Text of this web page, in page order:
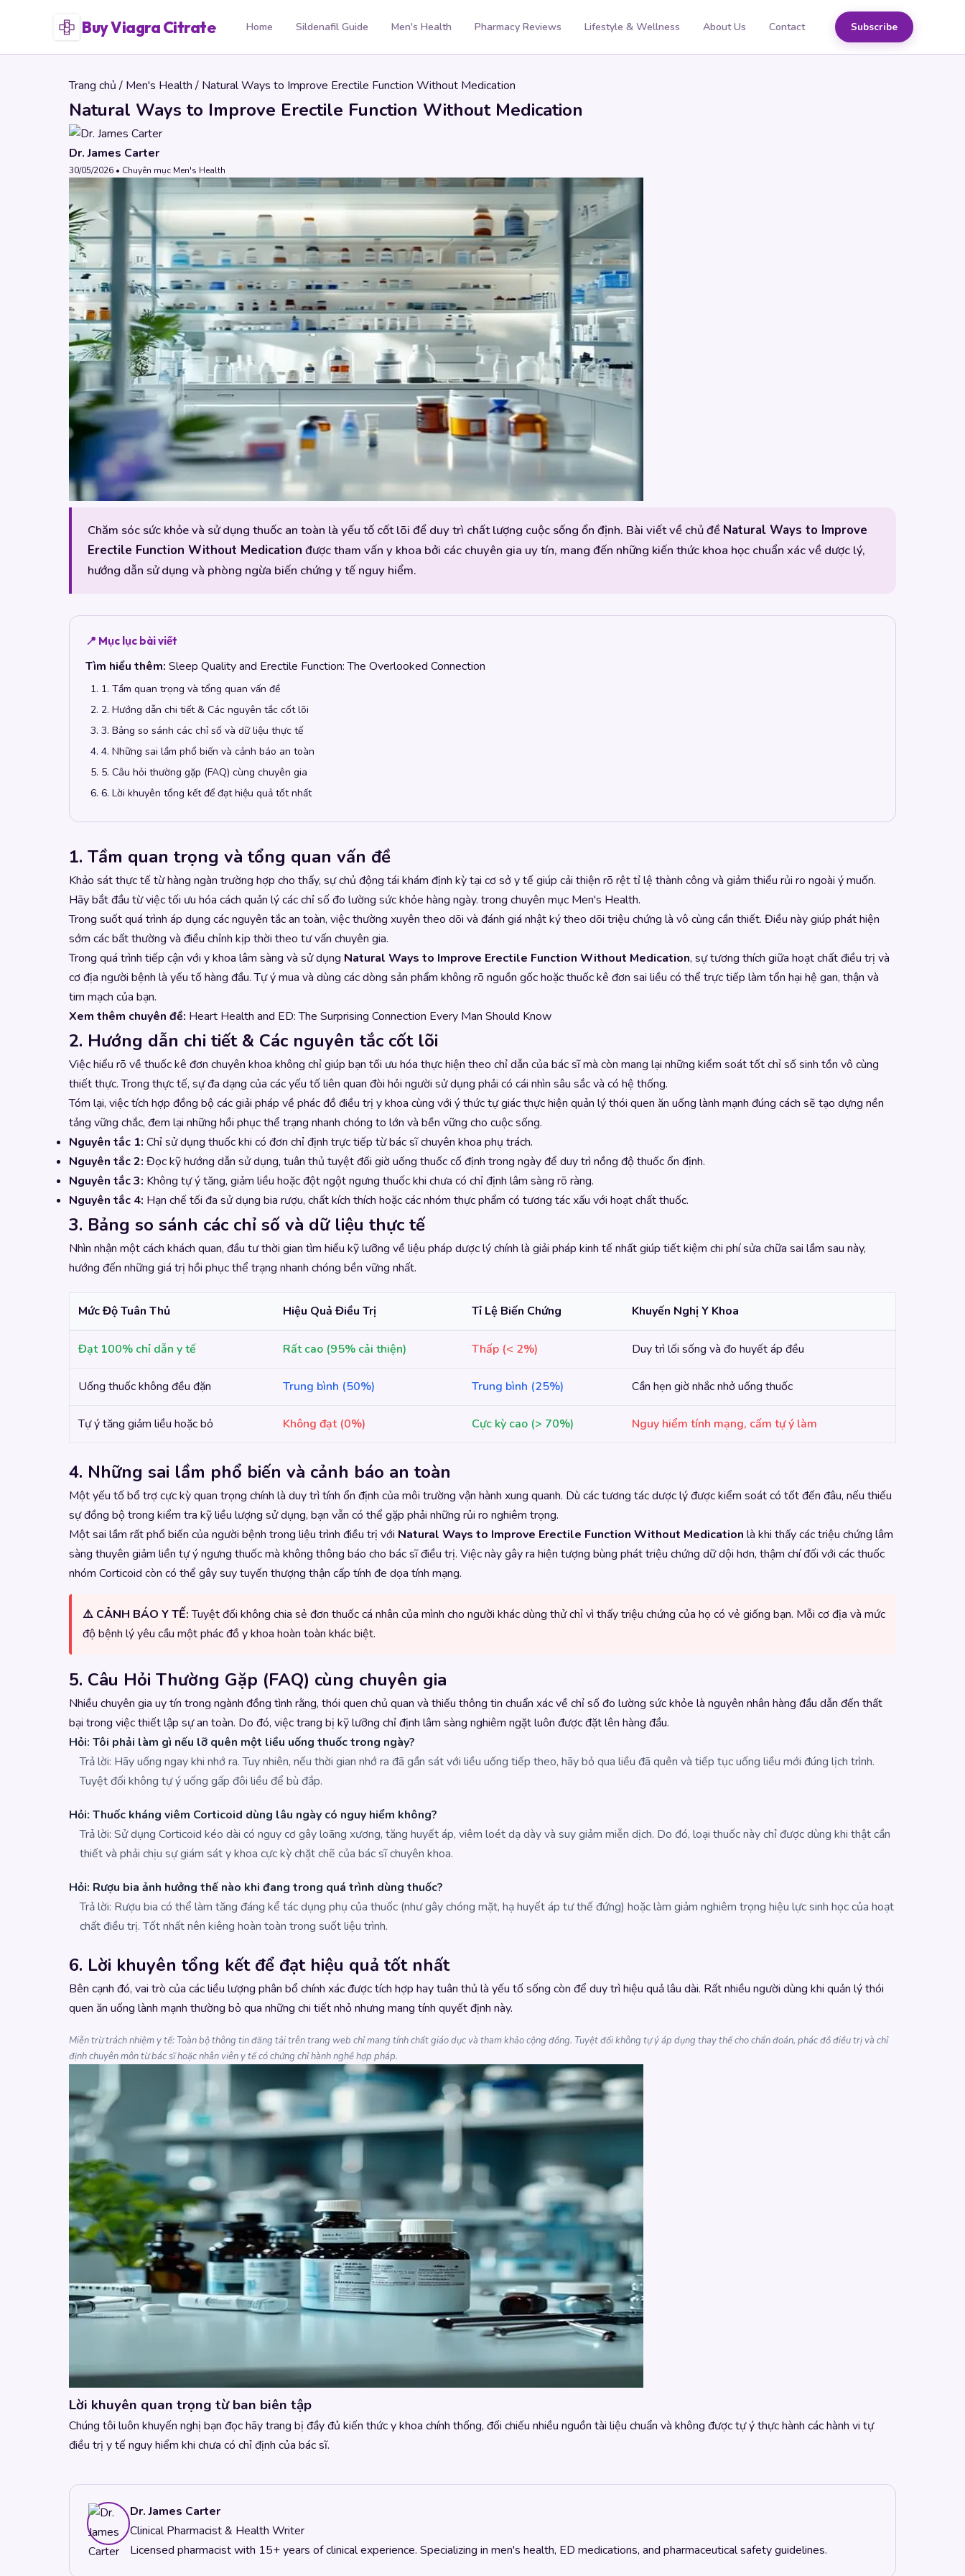
Buy Viagra Citrate Home Sildenafil Guide Men's Health Pharmacy Reviews Lifestyle & Wellness About Us Contact Subscribe
Trang chủ/ Men's Health/ Natural Ways to Improve Erectile Function Without Medication
Natural Ways to Improve Erectile Function Without Medication
Dr. James Carter
30/05/2026 • Chuyên mục Men's Health
Chăm sóc sức khỏe và sử dụng thuốc an toàn là yếu tố cốt lõi để duy trì chất lượng cuộc sống ổn định. Bài viết về chủ đề Natural Ways to Improve
Erectile Function Without Medication được tham vấn y khoa bởi các chuyên gia uy tín, mang đến những kiến thức khoa học chuẩn xác về dược lý,
hướng dẫn sử dụng và phòng ngừa biến chứng y tế nguy hiểm.
📍 Mục lục bài viết
Tìm hiểu thêm: Sleep Quality and Erectile Function: The Overlooked Connection
1. Tầm quan trọng và tổng quan vấn đề
2. Hướng dẫn chi tiết & Các nguyên tắc cốt lõi
3. Bảng so sánh các chỉ số và dữ liệu thực tế
4. Những sai lầm phổ biến và cảnh báo an toàn
5. Câu hỏi thường gặp (FAQ) cùng chuyên gia
6. Lời khuyên tổng kết để đạt hiệu quả tốt nhất
1. Tầm quan trọng và tổng quan vấn đề
Khảo sát thực tế từ hàng ngàn trường hợp cho thấy, sự chủ động tái khám định kỳ tại cơ sở y tế giúp cải thiện rõ rệt tỉ lệ thành công và giảm thiểu rủi ro ngoài ý muốn.
Hãy bắt đầu từ việc tối ưu hóa cách quản lý các chỉ số đo lường sức khỏe hàng ngày. trong chuyên mục Men's Health.
Trong suốt quá trình áp dụng các nguyên tắc an toàn, việc thường xuyên theo dõi và đánh giá nhật ký theo dõi triệu chứng là vô cùng cần thiết. Điều này giúp phát hiện
sớm các bất thường và điều chỉnh kịp thời theo tư vấn chuyên gia.
Trong quá trình tiếp cận với y khoa lâm sàng và sử dụng Natural Ways to Improve Erectile Function Without Medication, sự tương thích giữa hoạt chất điều trị và
cơ địa người bệnh là yếu tố hàng đầu. Tự ý mua và dùng các dòng sản phẩm không rõ nguồn gốc hoặc thuốc kê đơn sai liều có thể trực tiếp làm tổn hại hệ gan, thận và
tim mạch của bạn.
Xem thêm chuyên đề: Heart Health and ED: The Surprising Connection Every Man Should Know
2. Hướng dẫn chi tiết & Các nguyên tắc cốt lõi
Việc hiểu rõ về thuốc kê đơn chuyên khoa không chỉ giúp bạn tối ưu hóa thực hiện theo chỉ dẫn của bác sĩ mà còn mang lại những kiểm soát tốt chỉ số sinh tồn vô cùng
thiết thực. Trong thực tế, sự đa dạng của các yếu tố liên quan đòi hỏi người sử dụng phải có cái nhìn sâu sắc và có hệ thống.
Tóm lại, việc tích hợp đồng bộ các giải pháp về phác đồ điều trị y khoa cùng với ý thức tự giác thực hiện quản lý thói quen ăn uống lành mạnh đúng cách sẽ tạo dựng nền
tảng vững chắc, đem lại những hồi phục thể trạng nhanh chóng to lớn và bền vững cho cuộc sống.
Nguyên tắc 1: Chỉ sử dụng thuốc khi có đơn chỉ định trực tiếp từ bác sĩ chuyên khoa phụ trách.
Nguyên tắc 2: Đọc kỹ hướng dẫn sử dụng, tuân thủ tuyệt đối giờ uống thuốc cố định trong ngày để duy trì nồng độ thuốc ổn định.
Nguyên tắc 3: Không tự ý tăng, giảm liều hoặc đột ngột ngưng thuốc khi chưa có chỉ định lâm sàng rõ ràng.
Nguyên tắc 4: Hạn chế tối đa sử dụng bia rượu, chất kích thích hoặc các nhóm thực phẩm có tương tác xấu với hoạt chất thuốc.
3. Bảng so sánh các chỉ số và dữ liệu thực tế
Nhìn nhận một cách khách quan, đầu tư thời gian tìm hiểu kỹ lưỡng về liệu pháp dược lý chính là giải pháp kinh tế nhất giúp tiết kiệm chi phí sửa chữa sai lầm sau này,
hướng đến những giá trị hồi phục thể trạng nhanh chóng bền vững nhất.
Mức Độ Tuân Thủ Hiệu Quả Điều Trị Tỉ Lệ Biến Chứng Khuyến Nghị Y Khoa
Đạt 100% chỉ dẫn y tế Rất cao (95% cải thiện) Thấp (< 2%) Duy trì lối sống và đo huyết áp đều
Uống thuốc không đều đặn Trung bình (50%) Trung bình (25%) Cần hẹn giờ nhắc nhở uống thuốc
Tự ý tăng giảm liều hoặc bỏ Không đạt (0%) Cực kỳ cao (> 70%) Nguy hiểm tính mạng, cấm tự ý làm
4. Những sai lầm phổ biến và cảnh báo an toàn
Một yếu tố bổ trợ cực kỳ quan trọng chính là duy trì tính ổn định của môi trường vận hành xung quanh. Dù các tương tác dược lý được kiểm soát có tốt đến đâu, nếu thiếu
sự đồng bộ trong kiểm tra kỹ liều lượng sử dụng, bạn vẫn có thể gặp phải những rủi ro nghiêm trọng.
Một sai lầm rất phổ biến của người bệnh trong liệu trình điều trị với Natural Ways to Improve Erectile Function Without Medication là khi thấy các triệu chứng lâm
sàng thuyên giảm liền tự ý ngưng thuốc mà không thông báo cho bác sĩ điều trị. Việc này gây ra hiện tượng bùng phát triệu chứng dữ dội hơn, thậm chí đối với các thuốc
nhóm Corticoid còn có thể gây suy tuyến thượng thận cấp tính đe dọa tính mạng.
⚠️ CẢNH BÁO Y TẾ:Tuyệt đối không chia sẻ đơn thuốc cá nhân của mình cho người khác dùng thử chỉ vì thấy triệu chứng của họ có vẻ giống bạn. Mỗi cơ địa và mức
độ bệnh lý yêu cầu một phác đồ y khoa hoàn toàn khác biệt.
5. Câu Hỏi Thường Gặp (FAQ) cùng chuyên gia
Nhiều chuyên gia uy tín trong ngành đồng tình rằng, thói quen chủ quan và thiếu thông tin chuẩn xác về chỉ số đo lường sức khỏe là nguyên nhân hàng đầu dẫn đến thất
bại trong việc thiết lập sự an toàn. Do đó, việc trang bị kỹ lưỡng chỉ định lâm sàng nghiêm ngặt luôn được đặt lên hàng đầu.
Hỏi: Tôi phải làm gì nếu lỡ quên một liều uống thuốc trong ngày?
Trả lời: Hãy uống ngay khi nhớ ra. Tuy nhiên, nếu thời gian nhớ ra đã gần sát với liều uống tiếp theo, hãy bỏ qua liều đã quên và tiếp tục uống liều mới đúng lịch trình.
Tuyệt đối không tự ý uống gấp đôi liều để bù đắp.
Hỏi: Thuốc kháng viêm Corticoid dùng lâu ngày có nguy hiểm không?
Trả lời: Sử dụng Corticoid kéo dài có nguy cơ gây loãng xương, tăng huyết áp, viêm loét dạ dày và suy giảm miễn dịch. Do đó, loại thuốc này chỉ được dùng khi thật cần
thiết và phải chịu sự giám sát y khoa cực kỳ chặt chẽ của bác sĩ chuyên khoa.
Hỏi: Rượu bia ảnh hưởng thế nào khi đang trong quá trình dùng thuốc?
Trả lời: Rượu bia có thể làm tăng đáng kể tác dụng phụ của thuốc (như gây chóng mặt, hạ huyết áp tư thế đứng) hoặc làm giảm nghiêm trọng hiệu lực sinh học của hoạt
chất điều trị. Tốt nhất nên kiêng hoàn toàn trong suốt liệu trình.
6. Lời khuyên tổng kết để đạt hiệu quả tốt nhất
Bên cạnh đó, vai trò của các liều lượng phân bổ chính xác được tích hợp hay tuân thủ là yếu tố sống còn để duy trì hiệu quả lâu dài. Rất nhiều người dùng khi quản lý thói
quen ăn uống lành mạnh thường bỏ qua những chi tiết nhỏ nhưng mang tính quyết định này.
Miễn trừ trách nhiệm y tế: Toàn bộ thông tin đăng tải trên trang web chỉ mang tính chất giáo dục và tham khảo cộng đồng. Tuyệt đối không tự ý áp dụng thay thế cho chẩn đoán, phác đồ điều trị và chỉ
định chuyên môn từ bác sĩ hoặc nhân viên y tế có chứng chỉ hành nghề hợp pháp.
Lời khuyên quan trọng từ ban biên tập
Chúng tôi luôn khuyến nghị bạn đọc hãy trang bị đầy đủ kiến thức y khoa chính thống, đối chiếu nhiều nguồn tài liệu chuẩn và không được tự ý thực hành các hành vi tự
điều trị y tế nguy hiểm khi chưa có chỉ định của bác sĩ.
Dr. James Carter
Clinical Pharmacist & Health Writer
Licensed pharmacist with 15+ years of clinical experience. Specializing in men's health, ED medications, and pharmaceutical safety guidelines.